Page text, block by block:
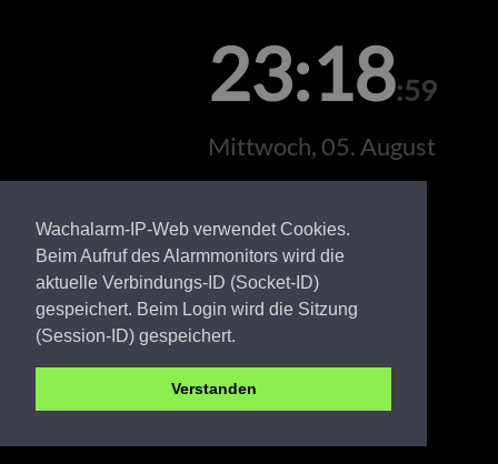
Wachalarm-IP-Web verwendet Cookies.
Beim Aufruf des Alarmmonitors wird die
aktuelle Verbindungs-ID (Socket-ID)
gespeichert. Beim Login wird die Sitzung
(Session-ID) gespeichert.
Verstanden
23:18:59
Mittwoch, 05. August
PR FW Strigleben